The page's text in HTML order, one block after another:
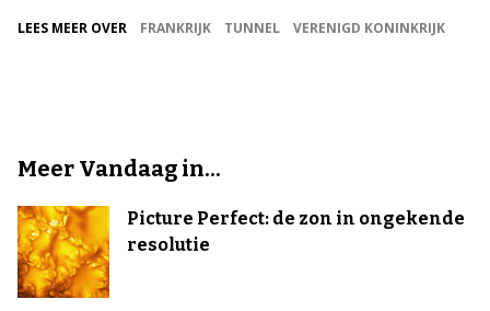
LEES MEER OVER FRANKRIJK TUNNEL VERENIGD KONINKRIJK
Meer Vandaag in...
Picture Perfect: de zon in ongekende
resolutie